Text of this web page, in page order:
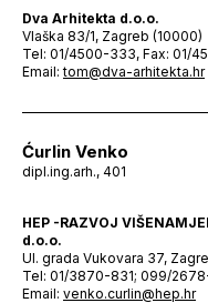
Dva Arhitekta d.o.o.
Vlaška 83/1, Zagreb (10000)
Tel: 01/4500-333, Fax: 01/
Email:tom@dva-arhitekta.hr
Ćurlin Venko
dipl.ing.arh., 401
HEP -RAZVOJ
d.o.o.
Ul. grada Vukovara 37,
Tel: 01/3870-831; 099/
Email: venko.curlin@hep.hr